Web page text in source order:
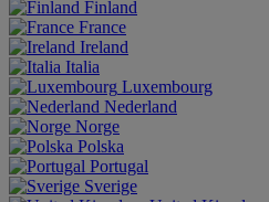
Finland
France
Ireland
Italia
Luxembourg
Nederland
Norge
Polska
Portugal
Sverige